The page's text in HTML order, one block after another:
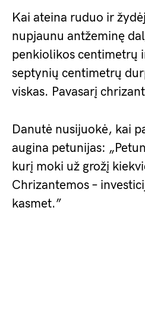
Kai ateina ruduo ir
nupjaunu antžeminę
penkiolikos centimetrų
septynių centimetrų
viskas. Pavasarį
Danutė nusijuokė, kai
augina petunijas:
kurį moki už grožį
Chrizantemos –
kasmet.”